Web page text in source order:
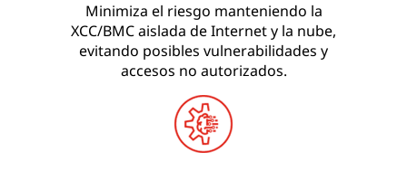
Minimiza el riesgo manteniendo la
XCC/BMC aislada de Internet y la nube,
evitando posibles vulnerabilidades y
accesos no autorizados.